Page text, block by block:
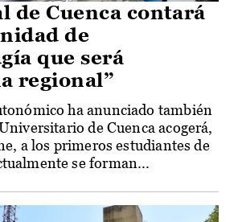
de Cuenca contará
de
que será
regional”
ha anunciado también
de Cuenca acogerá,
a los primeros estudiantes de
se forman...